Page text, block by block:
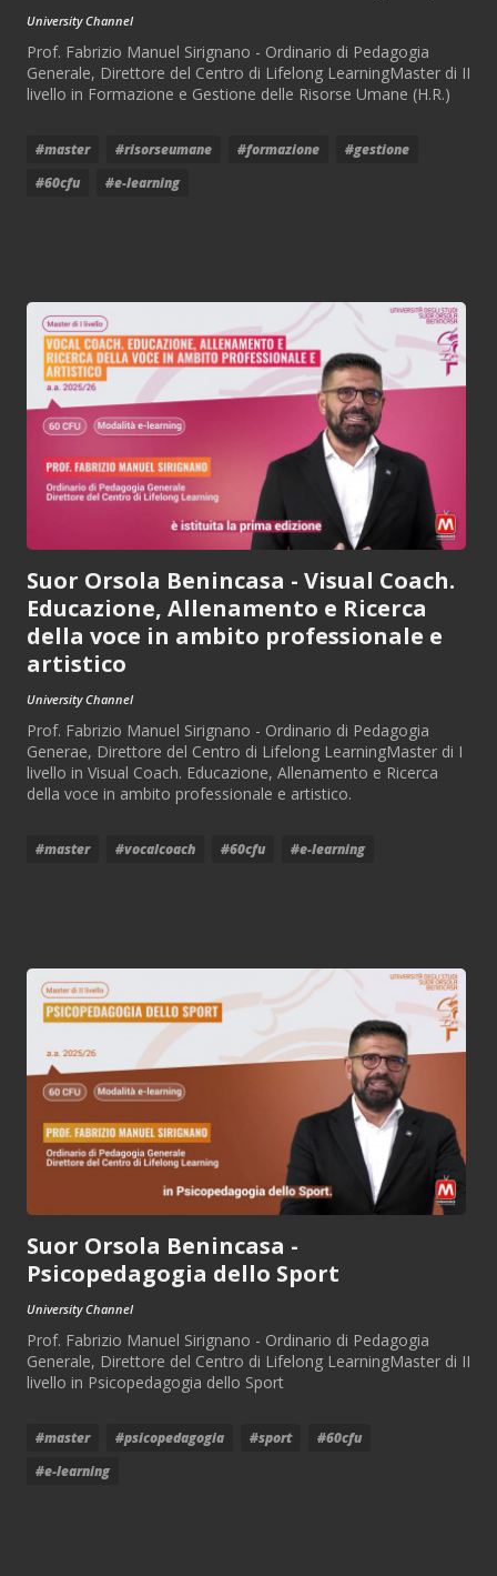
University Channel
Prof. Fabrizio Manuel Sirignano - Ordinario di Pedagogia
Generale, Direttore del Centro di Lifelong LearningMaster di II
livello in Formazione e Gestione delle Risorse Umane (H.R.)
#master #risorseumane #formazione
#gestione
#60cfu
#e-learning
Suor Orsola Benincasa - Visual Coach.
Educazione, Allenamento e Ricerca
della voce in ambito professionale e
artistico
University Channel
Prof. Fabrizio Manuel Sirignano - Ordinario di Pedagogia
Generae, Direttore del Centro di Lifelong LearningMaster di I
livello in Visual Coach. Educazione, Allenamento e Ricerca
della voce in ambito professionale e artistico.
#master #vocalcoach #60cfu #e-learning
Suor Orsola Benincasa -
Psicopedagogia dello Sport
University Channel
Prof. Fabrizio Manuel Sirignano - Ordinario di Pedagogia
Generale, Direttore del Centro di Lifelong LearningMaster di II
livello in Psicopedagogia dello Sport
#master #psicopedagogia #sport
#60cfu
#e-learning